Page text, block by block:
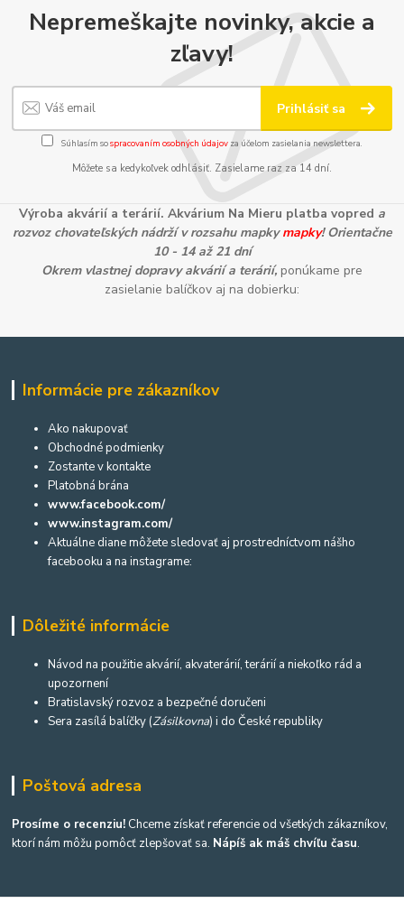
Nepremeškajte novinky, akcie a
zľavy!
Prihlásiť sa
Súhlasím sospracovaním osobných údajov za účelom zasielania newslettera.
Môžete sa kedykoľvek odhlásiť. Zasielame raz za 14 dní.
Výroba akvárií a terárií. Akvárium Na Mieru platba vopred a
rozvoz chovateľských nádrží v rozsahu mapkymapky! Orientačne
10 - 14 až 21 dní
Okrem vlastnej dopravy akvárií a terárií, ponúkame pre
zasielanie balíčkov aj na dobierku:
Informácie pre zákazníkov
Ako nakupovať
Obchodné podmienky
Zostante v kontakte
Platobná brána
www.facebook.com/
www.instagram.com/
Aktuálne diane môžete sledovať aj prostredníctvom nášho
facebooku a na instagrame:
Dôležité informácie
Návod na použitie akvárií, akvaterárií, terárií a niekoľko rád a
upozornení
Bratislavský rozvoz a bezpečné doručeni
Sera zasílá balíčky (Zásilkovna) i do České republiky
Poštová adresa
Prosíme o recenziu! Chceme získať referencie od všetkých zákazníkov,
ktorí nám môžu pomôcť zlepšovať sa. Nápíš ak máš chvíľu času.